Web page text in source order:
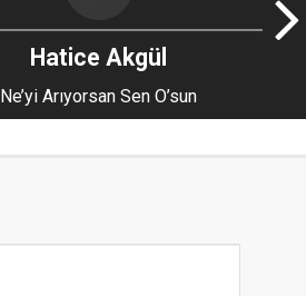
Hatice Akgül
Ne’yi Arıyorsan Sen O’sun